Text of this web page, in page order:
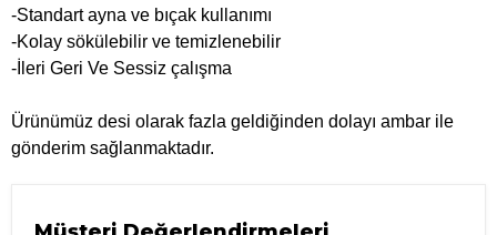
-Standart ayna ve bıçak kullanımı
-Kolay sökülebilir ve temizlenebilir
-İleri Geri Ve Sessiz çalışma
Ürünümüz desi olarak fazla geldiğinden dolayı ambar ile
gönderim sağlanmaktadır.